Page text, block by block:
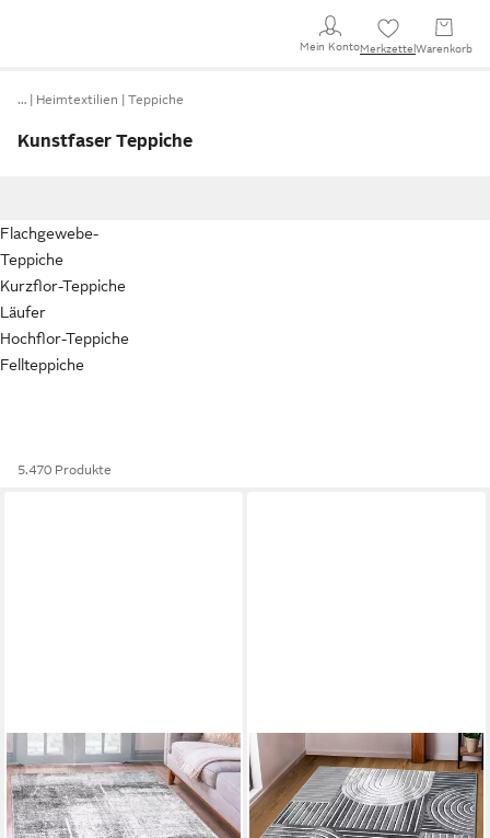
Mein KontoMerkzettel Warenkorb
… Heimtextilien Teppiche
Kunstfaser Teppiche
Flachgewebe-
Teppiche
Kurzflor-Teppiche
Läufer
Hochflor-Teppiche
Fellteppiche
5.470 Produkte